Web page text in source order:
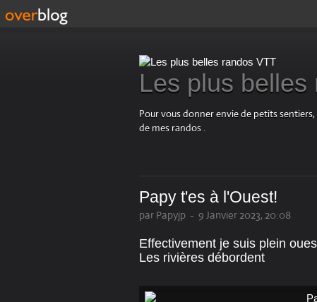
Les plus belles
Pour vous donner envie de petits
de mes randos .
Papy t'es à l'Ouest!
par Papyjp - 9 Janvier 2023, 20:08
Effectivement je suis plein
Les rivières débordent